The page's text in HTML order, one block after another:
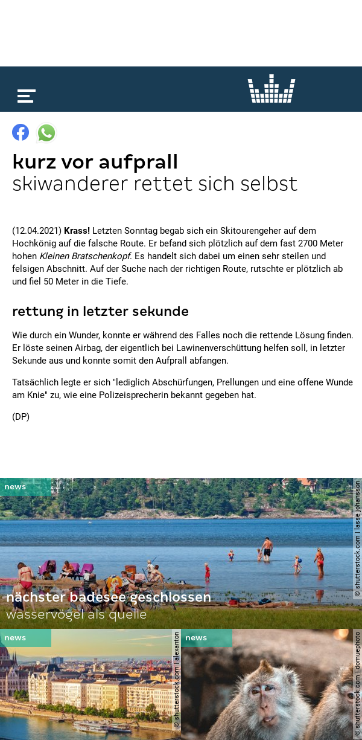
kurz vor aufprall
skiwanderer rettet sich selbst
(12.04.2021) Krass! Letzten Sonntag begab sich ein Skitourengeher auf dem
Hochkönig auf die falsche Route. Er befand sich plötzlich auf dem fast 2700 Meter
hohen Kleinen Bratschenkopf. Es handelt sich dabei um einen sehr steilen und
felsigen Abschnitt. Auf der Suche nach der richtigen Route, rutschte er plötzlich ab
und fiel 50 Meter in die Tiefe.
rettung in letzter sekunde
Wie durch ein Wunder, konnte er während des Falles noch die rettende Lösung finden.
Er löste seinen Airbag, der eigentlich bei Lawinenverschüttung helfen soll, in letzter
Sekunde aus und konnte somit den Aufprall abfangen.
Tatsächlich legte er sich "lediglich Abschürfungen, Prellungen und eine offene Wunde
am Knie" zu, wie eine Polizeisprecherin bekannt gegeben hat.
(DP)
© shutterstock.com | lasse johansson
nächster badesee geschlossen
wasservögel als quelle
© shutterstock.com | alexanton © shutterstock.com | domuephoto